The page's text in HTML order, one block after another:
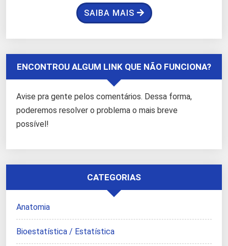
SAIBA MAIS
ENCONTROU ALGUM LINK QUE NÃO FUNCIONA?
Avise pra gente pelos comentários. Dessa forma,
poderemos resolver o problema o mais breve
possível!
CATEGORIAS
Anatomia
Bioestatística / Estatística